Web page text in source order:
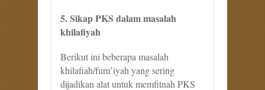
5. Sikap PKS dalam masalah
khilafiyah
Berikut ini beberapa masalah
khilafiah/furu’iyah yang sering
dijadikan alat untuk memfitnah PKS